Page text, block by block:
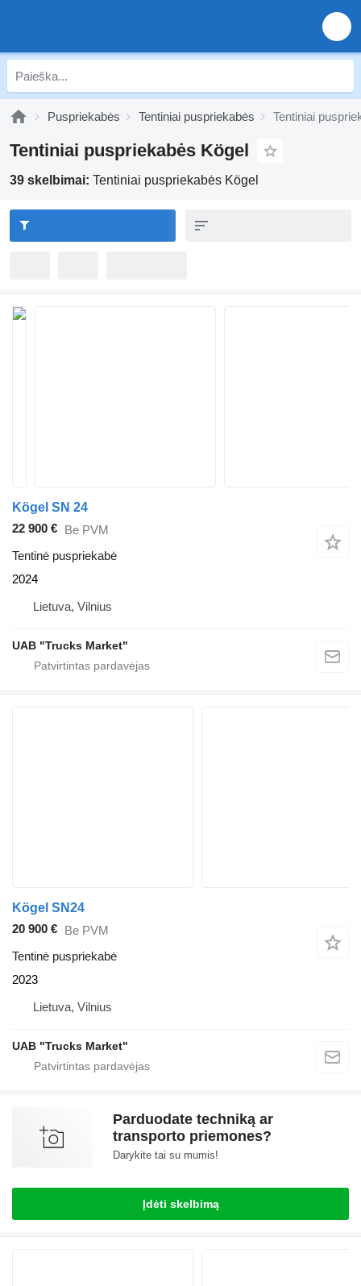
Puspriekabės Tentiniai puspriekabės Tentiniai
Tentiniai puspriekabės Kögel
39 skelbimai: Tentiniai puspriekabės Kögel
Kögel SN 24
22 900 € Be PVM
Tentinė puspriekabė
2024
Lietuva, Vilnius
UAB "Trucks Market"
Kögel SN24
20 900 € Be PVM
Tentinė puspriekabė
2023
Lietuva, Vilnius
UAB "Trucks Market"
Parduodate techniką ar
transporto priemones?
Darykite tai su mumis!
Įdėti skelbimą